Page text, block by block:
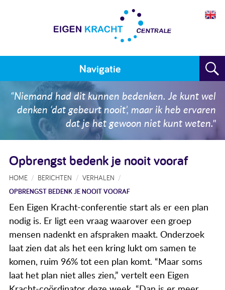
Navigatie
Home
Plan maken
Training
Voor wie
Meedoen
Contact
“Niemand had dit kunnen bedenken. Je kunt wel
denken ‘dat gebeurt nooit’, maar ik heb ervaren
dat je het gewoon niet kunt weten."
Opbrengst bedenk je nooit vooraf
HOME BERICHTEN
VERHALEN
OPBRENGST BEDENK JE NOOIT VOORAF
Een Eigen Kracht-conferentie start als er een plan
nodig is. Er ligt een vraag waarover een groep
mensen nadenkt en afspraken maakt. Onderzoek
laat zien dat als het een kring lukt om samen te
komen, ruim 96% tot een plan komt. “Maar soms
laat het plan niet alles zien,” vertelt een Eigen